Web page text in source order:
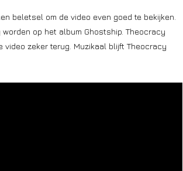
beletsel om de video even goed te bekijken.
op het album Ghostship. Theocracy
zeker terug. Muzikaal blijft Theocracy